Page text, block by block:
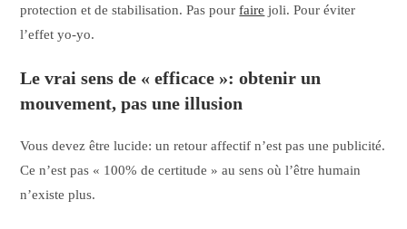
protection et de stabilisation. Pas pourfaire joli. Pour éviter
l’effet yo-yo.
Le vrai sens de « efficace »: obtenir un
mouvement, pas une illusion
Vous devez être lucide: un retour affectif n’est pas une publicité.
Ce n’est pas « 100% de certitude » au sens où l’être humain
n’existe plus.